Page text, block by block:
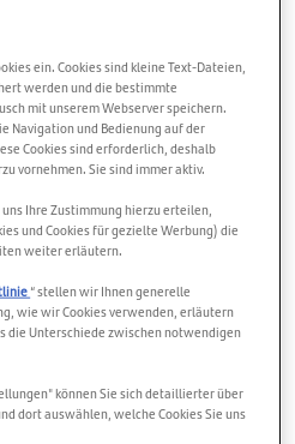
der Bank, bei der Sie
als Puffer
Santander für 2025 vorgelegt
auf stabilen Zinserträgen,
und
Zahlen zeigen außerdem,
mit der sich
Gruppe separater Banken zu
entwickelt, weiter
ein. Cookies sind kleine Text-Dateien,
werden und die bestimmte
mit unserem Webserver speichern.
Navigation und Bedienung auf der
Cookies sind erforderlich, deshalb
vornehmen. Sie sind immer aktiv.
Ihre Zustimmung hierzu erteilen,
und Cookies für gezielte Werbung) die
weiter erläutern.
“ stellen wir Ihnen generelle
wie wir Cookies verwenden, erläutern
die Unterschiede zwischen notwendigen
können Sie sich detaillierter über
dort auswählen, welche Cookies Sie uns